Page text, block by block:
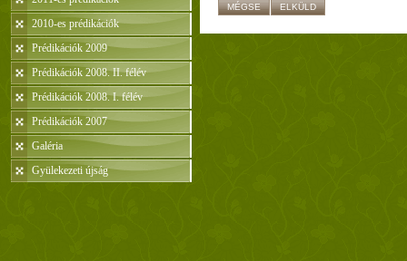
2010-es prédikációk
Prédikációk 2009
Prédikációk 2008. II. félév
Prédikációk 2008. I. félév
Prédikációk 2007
Galéria
Gyülekezeti újság
MÉGSE ELKÜLD